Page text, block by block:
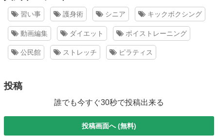
習い事 護身術 シニア キックボクシング
動画編集 ダイエット ボイストレーニング
公民館 ストレッチ ピラティス
投稿
誰でも今すぐ30秒で投稿出来る
投稿画面へ (無料)